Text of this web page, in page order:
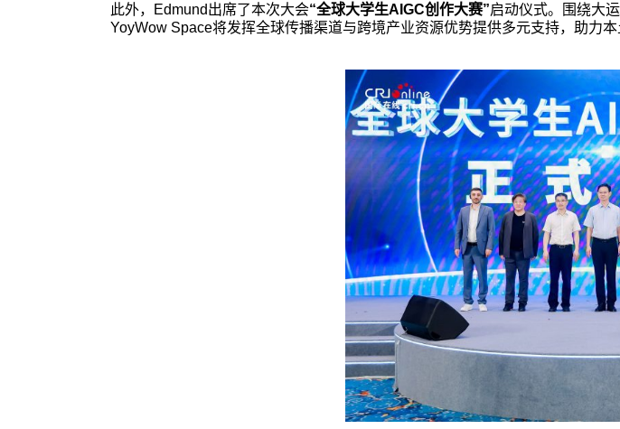
此外，Edmund出席了本次大会“全球大学生AIGC创作大赛”启动仪式。围绕大
YoyWow Space将发挥全球传播渠道与跨境产业资源优势提供多元支持，助力